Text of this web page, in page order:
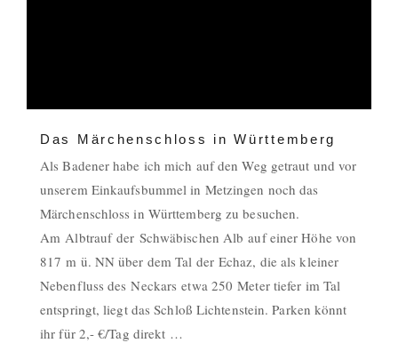
Das Märchenschloss in Württemberg
Als Badener habe ich mich auf den Weg getraut und vor
unserem Einkaufsbummel in Metzingen noch das
Märchenschloss in Württemberg zu besuchen.
Am Albtrauf der Schwäbischen Alb auf einer Höhe von
817 m ü. NN über dem Tal der Echaz, die als kleiner
Nebenfluss des Neckars etwa 250 Meter tiefer im Tal
entspringt, liegt das Schloß Lichtenstein. Parken könnt
ihr für 2,- €/Tag direkt …